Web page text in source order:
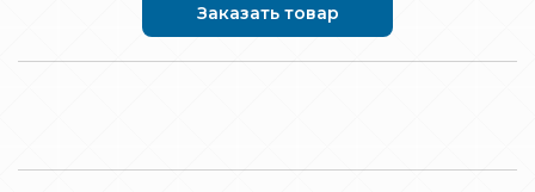
Заказать товар